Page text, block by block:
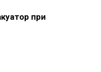
при